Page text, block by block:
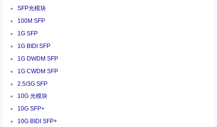
SFP光模块
100M SFP
1G SFP
1G BIDI SFP
1G DWDM SFP
1G CWDM SFP
2.5/3G SFP
10G 光模块
10G SFP+
10G BIDI SFP+